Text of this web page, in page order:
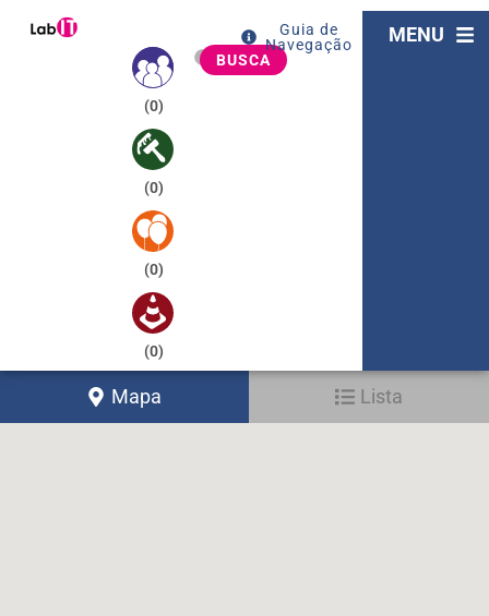
(0)
(0)
(0)
(0)
BUSCA
Guia de
Navegação
MENU
Mapa Lista